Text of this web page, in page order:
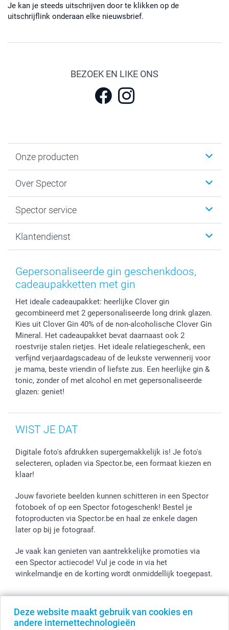
Deze website maakt gebruik van cookies en
andere internettechnologieën
Je kan je steeds uitschrijven door te klikken op de
uitschrijflink onderaan elke nieuwsbrief.
BEZOEK EN LIKE ONS
Onze producten
Kaartjes
Fotoboeken
Fotoprints, Fotoposter & Fotoalbum met fotoprints
Fotokaders, Decoratie en Snoepjes
Smartphone cases
Over Spector
Sitemap
Privacybeleid
Spector service
smartbonus
Mijn orderstatus
Klantendienst
Gepersonaliseerde gin geschenkdoos,
cadeaupakketten met gin
Het ideale cadeaupakket: heerlijke Clover gin
gecombineerd met 2 gepersonaliseerde long drink glazen.
Kies uit Clover Gin 40% of de non-alcoholische Clover Gin
Mineral. Het cadeaupakket bevat daarnaast ook 2
roestvrije stalen rietjes. Het ideale relatiegeschenk, een
verfijnd verjaardagscadeau of de leukste verwennerij voor
je mama, beste vriendin of liefste zus. Een heerlijke gin &
tonic, zonder of met alcohol en met gepersonaliseerde
glazen: geniet!
WIST JE DAT
Digitale foto's afdrukken supergemakkelijk is! Je foto's
selecteren, opladen via Spector.be, een formaat kiezen en
klaar!
Jouw favoriete beelden kunnen schitteren in een Spector
fotoboek of op een Spector fotogeschenk! Bestel je
fotoproducten via Spector.be en haal ze enkele dagen
later op bij je fotograaf.
Je vaak kan genieten van aantrekkelijke promoties via
een Spector actiecode! Vul je code in via het
winkelmandje en de korting wordt onmiddellijk toegepast.
© smartphoto group. Alle rechten voorbehouden
Alle prijzen zijn in EURO (€) inclusief BTW en exclusief verzendkosten.